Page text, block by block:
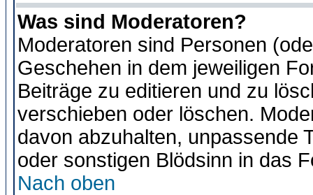
Was sind Moderatoren?
Moderatoren sind Personen
Geschehen in dem jeweiligen
Beiträge zu editieren und zu
verschieben oder löschen.
davon abzuhalten, unpassende
oder sonstigen Blödsinn in das
Nach oben